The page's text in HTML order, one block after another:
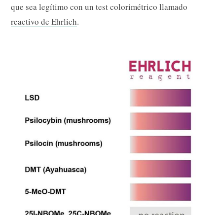
que sea legítimo con un test colorimétrico llamado
reactivo de Ehrlich.